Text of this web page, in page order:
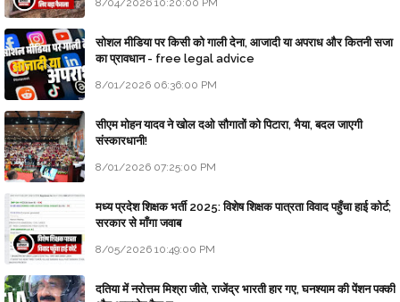
8/04/2026 10:20:00 PM
सोशल मीडिया पर किसी को गाली देना, आजादी या अपराध और कितनी सजा
का प्रावधान - free legal advice
8/01/2026 06:36:00 PM
सीएम मोहन यादव ने खोल दओ सौगातों को पिटारा, भैया, बदल जाएगी
संस्कारधानी!
8/01/2026 07:25:00 PM
मध्य प्रदेश शिक्षक भर्ती 2025: विशेष शिक्षक पात्रता विवाद पहुँचा हाई कोर्ट;
सरकार से माँगा जवाब
8/05/2026 10:49:00 PM
दतिया में नरोत्तम मिश्रा जीते, राजेंद्र भारती हार गए, घनश्याम की पेंशन पक्की